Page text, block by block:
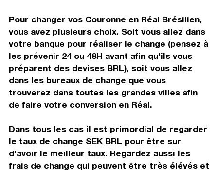
Pour changer vos Couronne en Réal Brésilien,
vous avez plusieurs choix. Soit vous allez dans
votre banque pour réaliser le change (pensez à
les prévenir 24 ou 48H avant afin qu'ils vous
préparent des devises BRL), soit vous allez
dans les bureaux de change que vous
trouverez dans toutes les grandes villes afin
de faire votre conversion en Réal.
Dans tous les cas il est primordial de regarder
le taux de change SEK BRL pour être sur
d'avoir le meilleur taux. Regardez aussi les
frais de change qui peuvent être très élévés et